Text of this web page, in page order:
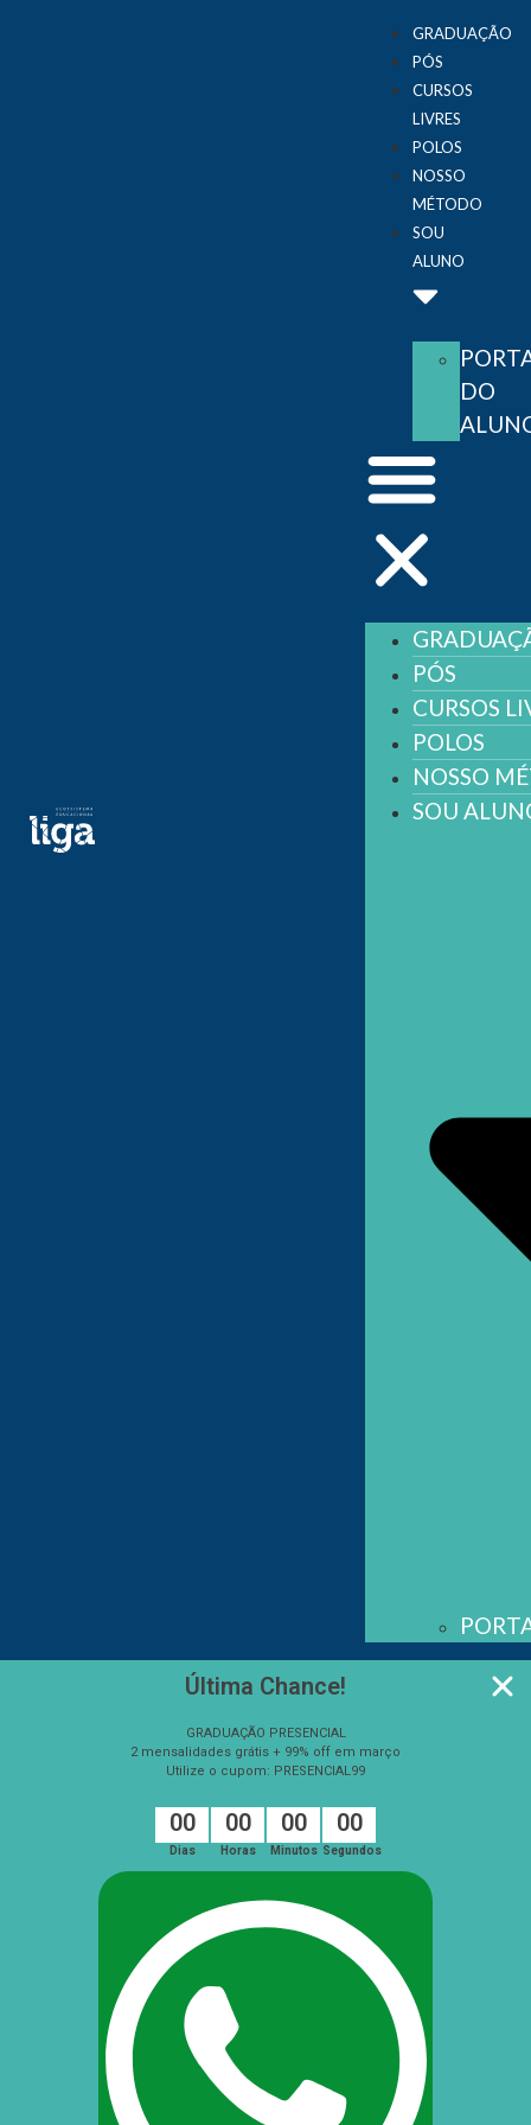
GRADUAÇÃO
PÓS
CURSOS
LIVRES
POLOS
NOSSO
MÉTODO
SOU
ALUNO
DO
PÓS
CURSOS
POLOS
NOSSO
SOU
Última Chance!
GRADUAÇÃO PRESENCIAL
2 mensalidades grátis + 99% off em março
Utilize o cupom: PRESENCIAL99
00
Dias
00
Horas
00
Minutos
00
Segundos